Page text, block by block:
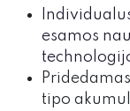
esamos
tipo